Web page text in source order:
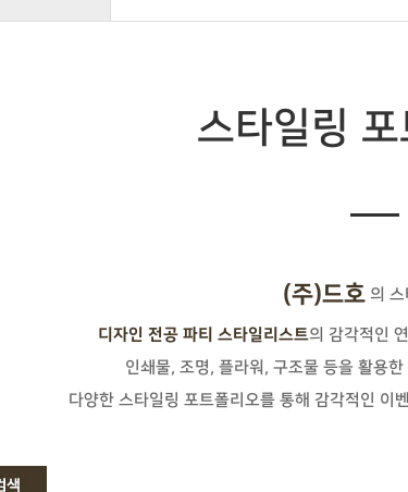
스타일링
(주)드호 의 스
디자인 전공 파티 스타일리스트의 감각적인
인쇄물, 조명, 플라워, 구조물 등을 활용한
다양한 스타일링 포트폴리오를 통해 감각적인 이